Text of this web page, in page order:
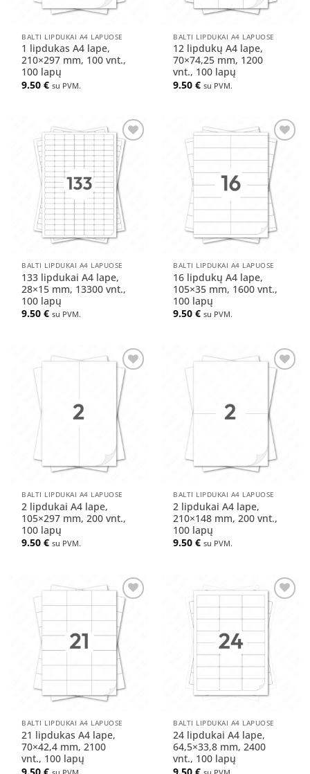
BALTI LIPDUKAI A4 LAPUOSE
1 lipdukas A4 lape,
210×297 mm, 100 vnt.,
100 lapų
9.50€ su PVM.
BALTI LIPDUKAI A4 LAPUOSE
12 lipdukų A4 lape,
70×74,25 mm, 1200
vnt., 100 lapų
9.50€ su PVM.
Pridėti
į norų
sąrašą
BALTI LIPDUKAI A4 LAPUOSE
133 lipdukai A4 lape,
28×15 mm, 13300 vnt.,
100 lapų
9.50€ su PVM.
Pridėti
į norų
sąrašą
BALTI LIPDUKAI A4 LAPUOSE
16 lipdukų A4 lape,
105×35 mm, 1600 vnt.,
100 lapų
9.50€ su PVM.
Pridėti
į norų
sąrašą
BALTI LIPDUKAI A4 LAPUOSE
2 lipdukai A4 lape,
105×297 mm, 200 vnt.,
100 lapų
9.50€ su PVM.
Pridėti
į norų
sąrašą
BALTI LIPDUKAI A4 LAPUOSE
2 lipdukai A4 lape,
210×148 mm, 200 vnt.,
100 lapų
9.50€ su PVM.
Pridėti
į norų
sąrašą
BALTI LIPDUKAI A4 LAPUOSE
21 lipdukas A4 lape,
70×42,4 mm, 2100
vnt., 100 lapų
9.50€
Pridėti
į norų
sąrašą
BALTI LIPDUKAI A4 LAPUOSE
24 lipdukai A4 lape,
64,5×33,8 mm, 2400
vnt., 100 lapų
9.50€